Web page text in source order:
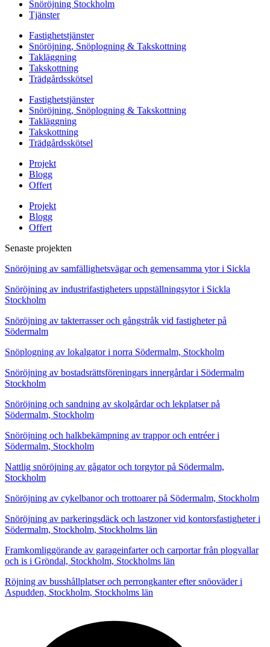
Snöröjning Stockholm
Tjänster
Fastighetstjänster
Snöröjning, Snöplogning & Takskottning
Takläggning
Takskottning
Trädgårdsskötsel
Fastighetstjänster
Snöröjning, Snöplogning & Takskottning
Takläggning
Takskottning
Trädgårdsskötsel
Projekt
Blogg
Offert
Projekt
Blogg
Offert
Senaste projekten
Snöröjning av samfällighetsvägar och gemensamma ytor i Sickla
Snöröjning av industrifastigheters uppställningsytor i Sickla
Stockholm
Snöröjning av takterrasser och gångstråk vid fastigheter på
Södermalm
Snöplogning av lokalgator i norra Södermalm, Stockholm
Snöröjning av bostadsrättsföreningars innergårdar i Södermalm
Stockholm
Snöröjning och sandning av skolgårdar och lekplatser på
Södermalm, Stockholm
Snöröjning och halkbekämpning av trappor och entréer i
Södermalm, Stockholm
Nattlig snöröjning av gågator och torgytor på Södermalm,
Stockholm
Snöröjning av cykelbanor och trottoarer på Södermalm, Stockholm
Snöröjning av parkeringsdäck och lastzoner vid kontorsfastigheter i
Södermalm, Stockholm, Stockholms län
Framkomliggörande av garageinfarter och carportar från plogvallar
och is i Gröndal, Stockholm, Stockholms län
Röjning av busshållplatser och perrongkanter efter snöoväder i
Aspudden, Stockholm, Stockholms län